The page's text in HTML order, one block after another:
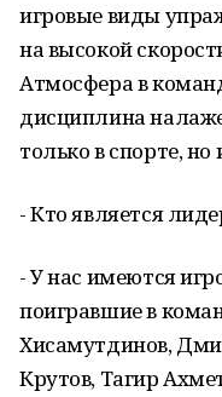
игровые виды
на высокой
Атмосфера в
дисциплина
только в спорте, но
- Кто является
- У нас имеются
поигравшие в
Хисамутдинов,
Крутов, Тагир